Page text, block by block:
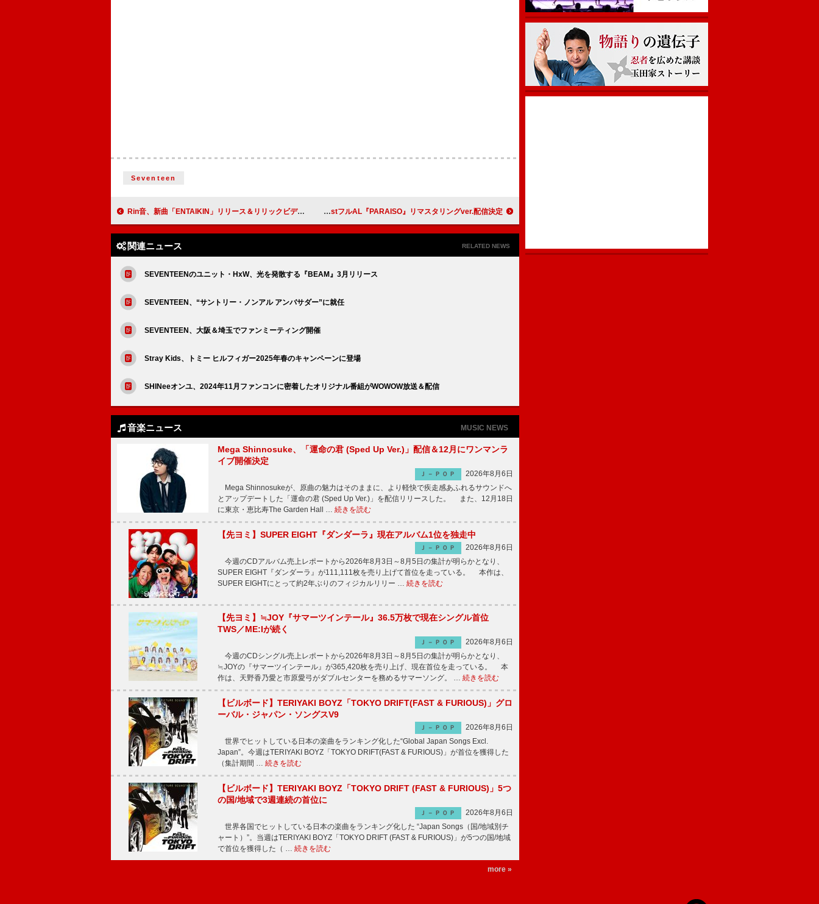
Seventeen
Rin音、新曲「ENTAIKIN」リリース＆リリックビデオ公開 YOGEE NEW WAVES、1stフルAL『PARAISO』リマスタリングver.配信決定
関連ニュース RELATED NEWS
SEVENTEENのユニット・HxW、光を発散する『BEAM』3月リリース
SEVENTEEN、“サントリー・ノンアル アンバサダー”に就任
SEVENTEEN、大阪＆埼玉でファンミーティング開催
Stray Kids、トミー ヒルフィガー2025年春のキャンペーンに登場
SHINeeオンユ、2024年11月ファンコンに密着したオリジナル番組がWOWOW放送＆配信
音楽ニュース MUSIC NEWS
Mega Shinnosuke、「運命の君 (Sped Up Ver.)」配信＆12月にワンマンラ
イブ開催決定
Ｊ－ＰＯＰ
2026年8月6日
Mega Shinnosukeが、原曲の魅力はそのままに、より軽快で疾走感あふれるサウンドへ
とアップデートした「運命の君 (Sped Up Ver.)」を配信リリースした。 また、12月18日
に東京・恵比寿The Garden Hall … 続きを読む
【先ヨミ】SUPER EIGHT『ダンダーラ』現在アルバム1位を独走中
Ｊ－ＰＯＰ
2026年8月6日
今週のCDアルバム売上レポートから2026年8月3日～8月5日の集計が明らかとなり、
SUPER EIGHT『ダンダーラ』が111,111枚を売り上げて首位を走っている。 本作は、
SUPER EIGHTにとって約2年ぶりのフィジカルリリー … 続きを読む
【先ヨミ】≒JOY『サマーツインテール』36.5万枚で現在シングル首位
TWS／ME:Iが続く
Ｊ－ＰＯＰ
2026年8月6日
今週のCDシングル売上レポートから2026年8月3日～8月5日の集計が明らかとなり、
≒JOYの『サマーツインテール』が365,420枚を売り上げ、現在首位を走っている。 本
作は、天野香乃愛と市原愛弓がダブルセンターを務めるサマーソング。 … 続きを読む
【ビルボード】TERIYAKI BOYZ「TOKYO DRIFT(FAST & FURIOUS)」グロ
ーバル・ジャパン・ソングスV9
Ｊ－ＰＯＰ
2026年8月6日
世界でヒットしている日本の楽曲をランキング化した“Global Japan Songs Excl.
Japan”。今週はTERIYAKI BOYZ「TOKYO DRIFT(FAST & FURIOUS)」が首位を獲得した
（集計期間 … 続きを読む
【ビルボード】TERIYAKI BOYZ「TOKYO DRIFT (FAST & FURIOUS)」5つ
の国/地域で3週連続の首位に
Ｊ－ＰＯＰ
2026年8月6日
世界各国でヒットしている日本の楽曲をランキング化した “Japan Songs（国/地域別チ
ャート）”。当週はTERIYAKI BOYZ「TOKYO DRIFT (FAST & FURIOUS)」が5つの国/地域
で首位を獲得した（ … 続きを読む
more »